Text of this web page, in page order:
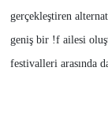
gerçekleştiren
geniş bir !f ailesi
festivalleri arasında